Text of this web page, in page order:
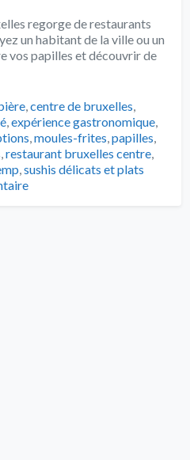
regorge de restaurants
un habitant de la ville ou un
vos papilles et découvrir de
,centre de bruxelles,
,expérience gastronomique,
,moules-frites,papilles,
,restaurant bruxelles centre,
,sushis délicats et plats